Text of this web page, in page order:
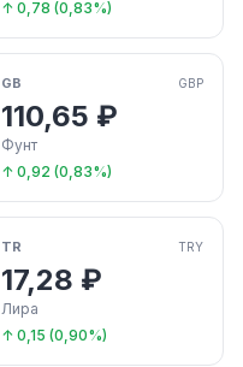
↑ 0,78 (0,83%)
GB GBP
110,65 ₽
Фунт
↑ 0,92 (0,83%)
TR TRY
17,28 ₽
Лира
↑ 0,15 (0,90%)